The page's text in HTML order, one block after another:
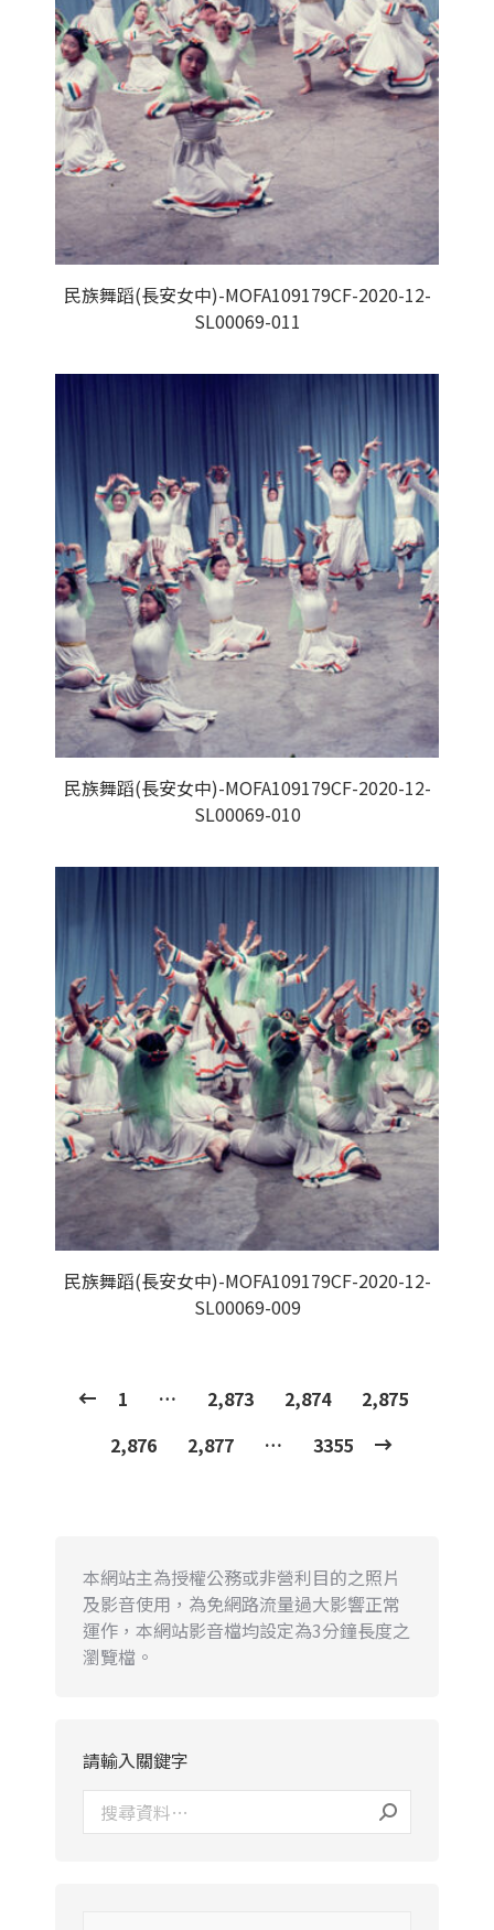
民族舞蹈(長安女中)-MOFA109179CF-2020-12-
SL00069-011
民族舞蹈(長安女中)-MOFA109179CF-2020-12-
SL00069-010
民族舞蹈(長安女中)-MOFA109179CF-2020-12-
SL00069-009
1 … 2,873 2,874
2,875
2,876
2,877 … 3355
本網站主為授權公務或非營利目的之照片
及影音使用，為免網路流量過大影響正常
運作，本網站影音檔均設定為3分鐘長度之
瀏覽檔。
請輸入關鍵字